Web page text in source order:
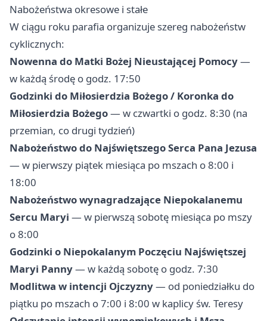
Nabożeństwa okresowe i stałe
W ciągu roku parafia organizuje szereg nabożeństw
cyklicznych:
Nowenna do Matki Bożej Nieustającej Pomocy—
w każdą środę o godz. 17:50
Godzinki do Miłosierdzia Bożego / Koronka do
Miłosierdzia Bożego— w czwartki o godz. 8:30 (na
przemian, co drugi tydzień)
Nabożeństwo do Najświętszego Serca Pana Jezusa
— w pierwszy piątek miesiąca po mszach o 8:00 i
18:00
Nabożeństwo wynagradzające Niepokalanemu
Sercu Maryi — w pierwszą sobotę miesiąca po mszy
o 8:00
Godzinki o Niepokalanym Poczęciu Najświętszej
Maryi Panny— w każdą sobotę o godz. 7:30
Modlitwa w intencji Ojczyzny— od poniedziałku do
piątku po mszach o 7:00 i 8:00 w kaplicy św. Teresy